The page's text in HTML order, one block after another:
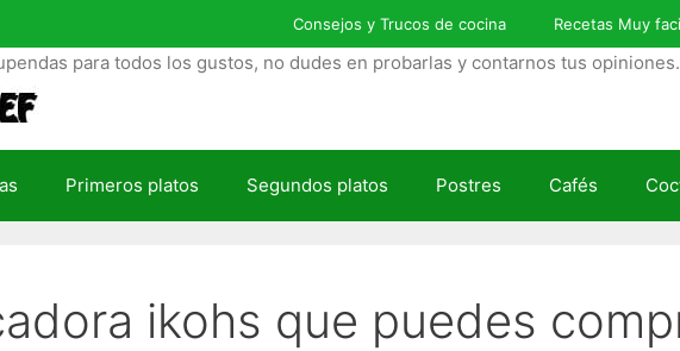
Consejos y Trucos de cocina Recetas Muy
para todos los gustos, no dudes en probarlas y contarnos tus opiniones.
Primeros platos Segundos platos Postres Cafés
ikohs que puedes